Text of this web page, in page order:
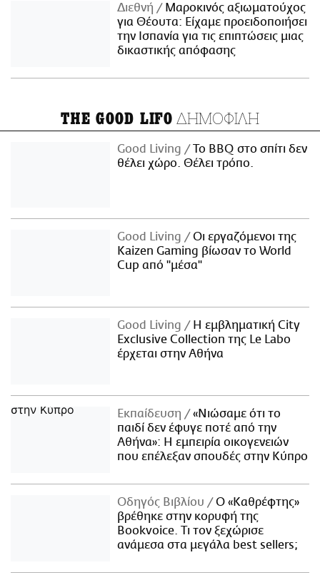
Διεθνή
Μαροκινός αξιωματούχος
για Θέουτα: Είχαμε προειδοποιήσει
την Ισπανία για τις επιπτώσεις μιας
δικαστικής απόφασης
THE GOOD LIFO ΔΗΜΟΦΙΛΗ
Good Living
Το BBQ στο σπίτι δεν
θέλει χώρο. Θέλει τρόπο.
Good Living
Οι εργαζόμενοι της
Kaizen Gaming βίωσαν το World
Cup από "μέσα"
Good Living
Η εμβληματική City
Exclusive Collection της Le Labo
έρχεται στην Αθήνα
Εκπαίδευση
«Νιώσαμε ότι το
παιδί δεν έφυγε ποτέ από την
Αθήνα»: Η εμπειρία οικογενειών
που επέλεξαν σπουδές στην Κύπρο
Οδηγός Βιβλίου
Ο «Καθρέφτης»
βρέθηκε στην κορυφή της
Bookvoice. Τι τον ξεχώρισε
ανάμεσα στα μεγάλα best sellers;